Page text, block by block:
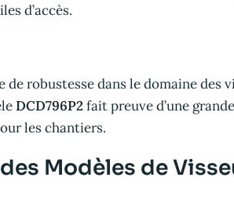
d’accès.
de robustesse dans le domaine des
DCD796P2fait preuve d’une
les chantiers.
Modèles de